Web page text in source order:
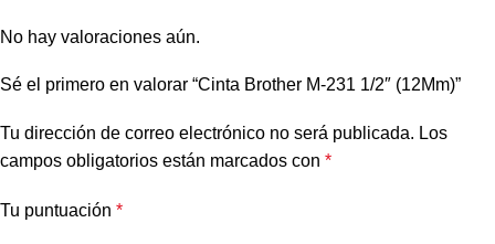
No hay valoraciones aún.
Sé el primero en valorar “Cinta Brother M-231 1/2″ (12Mm)”
Tu dirección de correo electrónico no será publicada. Los
campos obligatorios están marcados con *
Tu puntuación *